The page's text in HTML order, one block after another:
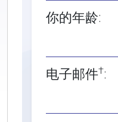
你的年龄:
电子邮件†: